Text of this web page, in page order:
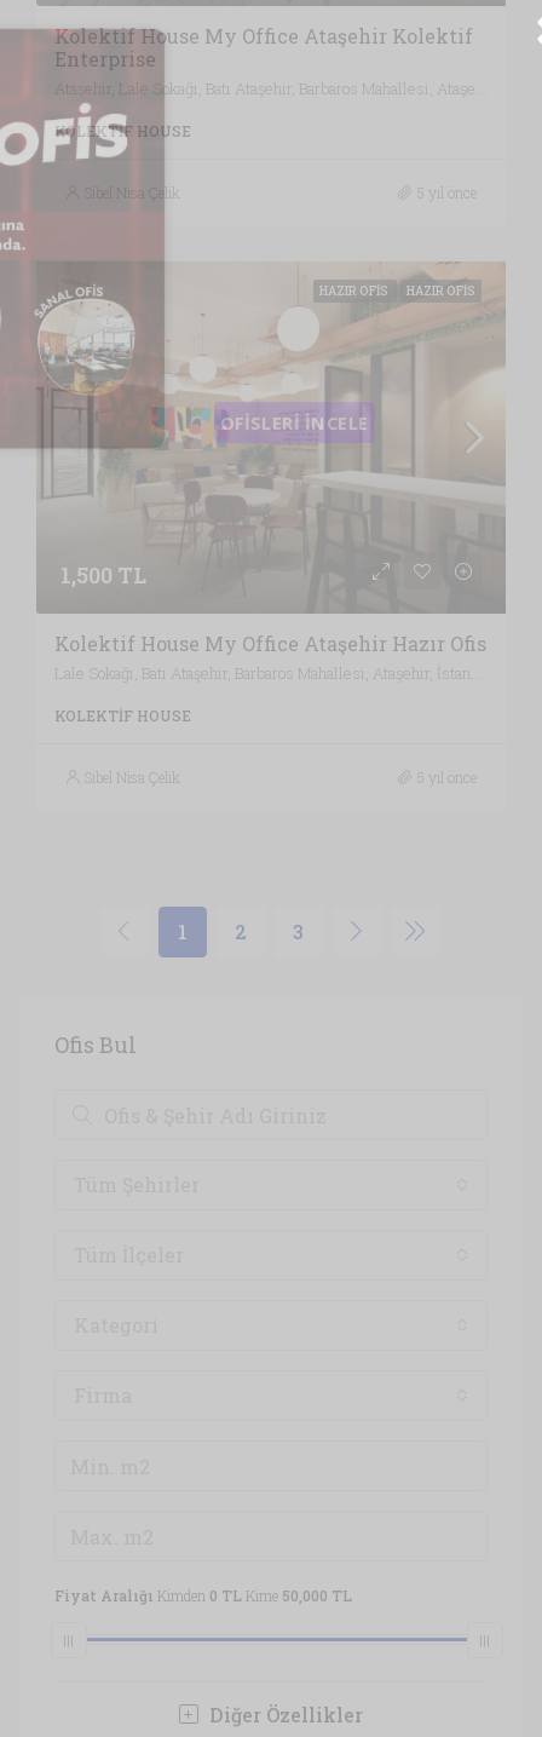
Kolektif House My Office Ataşehir Kolektif
Enterprise
KOLEKTIF HOUSE
Sibel Nisa Çelik 5 yıl önce
HAZIR OFIS HAZIR OFIS
1,500 TL
Kolektif House My Office Ataşehir Hazır Ofis
KOLEKTIF HOUSE
Sibel Nisa Çelik 5 yıl önce
1 2 3
Ofis Bul
Fiyat Aralığı Kimden 0 TL Kime 50,000 TL
Diğer Özellikler